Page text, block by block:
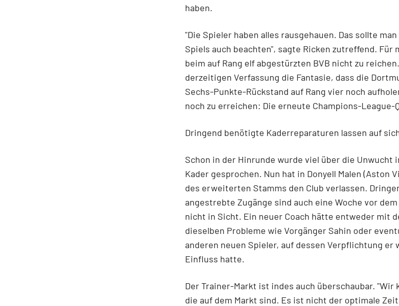
haben.
"Die Spieler haben alles rausgehauen. Das sollte
Spiels auch beachten", sagte Ricken zutreffend. Für
beim auf Rang elf abgestürzten BVB nicht zu
derzeitigen Verfassung die Fantasie, dass die
Sechs-Punkte-Rückstand auf Rang vier noch
noch zu erreichen: Die erneute Champions-League-
Dringend benötigte Kaderreparaturen lassen auf
Schon in der Hinrunde wurde viel über die Unwucht
Kader gesprochen. Nun hat in Donyell Malen (Aston
des erweiterten Stamms den Club verlassen.
angestrebte Zugänge sind auch eine Woche vor
nicht in Sicht. Ein neuer Coach hätte entweder mit
dieselben Probleme wie Vorgänger Sahin oder
anderen neuen Spieler, auf dessen Verpflichtung er
Einfluss hatte.
Der Trainer-Markt ist indes auch überschaubar. "Wir
die auf dem Markt sind. Es ist nicht der optimale